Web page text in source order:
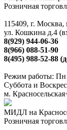
Розничная
115409, г.
ул. Кошкина д.4
8(929) 944-06-36
8(966) 088-51-90
8(495) 988-52-88
Режим работы: Пн
Суббота и
м. Красносельская
МИДЛ на
Розничная